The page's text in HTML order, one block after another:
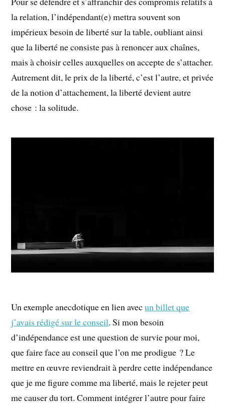
la relation, l’indépendant(e) mettra souvent son
impérieux besoin de liberté sur la table, oubliant ainsi
que la liberté ne consiste pas à renoncer aux chaînes,
mais à choisir celles auxquelles on accepte de s’attacher.
Autrement dit, le prix de la liberté, c’est l’autre, et privée
de la notion d’attachement, la liberté devient autre
chose : la solitude.
Un exemple anecdotique en lien avecun billet que
j’avais rédigé sur le conseil. Si mon besoin
d’indépendance est une question de survie pour moi,
que faire face au conseil que l’on me prodigue ? Le
mettre en œuvre reviendrait à perdre cette indépendance
que je me figure comme ma liberté, mais le rejeter peut
me causer du tort. Comment intégrer l’autre pour faire